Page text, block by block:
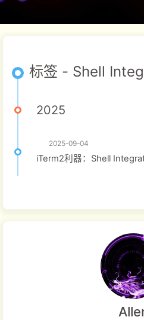
标签 - Shell
2025
2025-09-04
iTerm2利器：Shell